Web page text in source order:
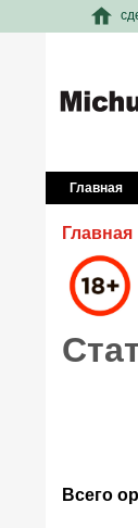
Главная
Главная
Всего